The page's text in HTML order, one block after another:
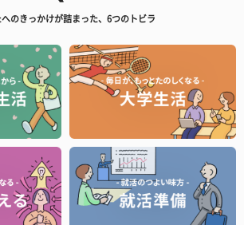
へのきっかけが詰まった、6つのトビラ